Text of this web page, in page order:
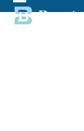
Skip
Open
Close